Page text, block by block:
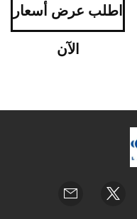
اطلب عرض أسعار
الآن